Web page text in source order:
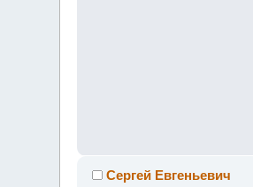
Сергей Евгеньевич